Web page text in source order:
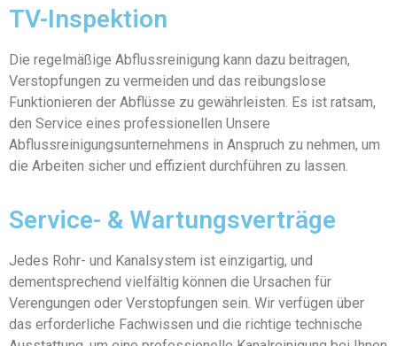
TV-Inspektion
Die regelmäßige Abflussreinigung kann dazu beitragen,
Verstopfungen zu vermeiden und das reibungslose
Funktionieren der Abflüsse zu gewährleisten. Es ist ratsam,
den Service eines professionellen Unsere
Abflussreinigungsunternehmens in Anspruch zu nehmen, um
die Arbeiten sicher und effizient durchführen zu lassen.
Service- & Wartungsverträge
Jedes Rohr- und Kanalsystem ist einzigartig, und
dementsprechend vielfältig können die Ursachen für
Verengungen oder Verstopfungen sein. Wir verfügen über
das erforderliche Fachwissen und die richtige technische